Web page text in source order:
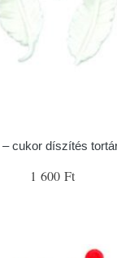
– cukor díszítés
1 600 Ft